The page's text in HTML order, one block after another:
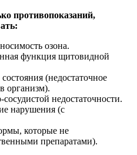
противопоказаний,
озона.
функция щитовидной
(недостаточное
организм).
недостаточности.
нарушения (с
которые не
препаратами).